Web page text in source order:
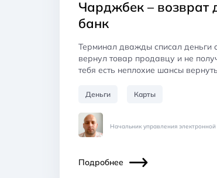
Чарджбек – возврат
банк
Терминал дважды списал деньги
вернул товар продавцу и не
тебя есть неплохие шансы
Деньги Карты
Начальник управления
Подробнее